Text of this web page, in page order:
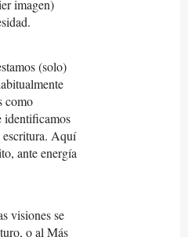
imagen)
(solo)
como
identificamos
escritura. Aquí
ante energía
visiones se
o al Más